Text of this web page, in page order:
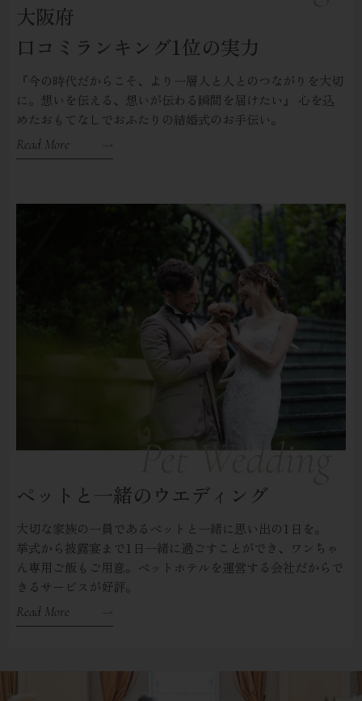
大阪府
口コミランキング1位の実力
『今の時代だからこそ、より一層人と人とのつながりを大切
に。想いを伝える、想いが伝わる瞬間を届けたい』
心を込
めたおもてなしでおふたりの結婚式のお手伝い。
Read More
ペットと一緒のウエディング
大切な家族の一員であるペットと一緒に思い出の1日を。
挙式から披露宴まで1日一緒に過ごすことができ、ワンちゃ
ん専用ご飯もご用意。 ペットホテルを運営する会社だからで
きるサービスが好評。
Read More